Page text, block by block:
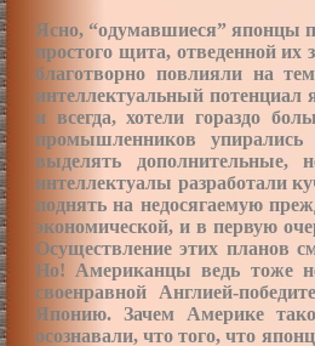
Ясно, “одумавшиеся” японцы
простого щита, отведенной
благотворно повлияли на
интеллектуальный потенциал
и всегда, хотели гораздо
промышленников
выделять
интеллектуалы разработали
поднять на недосягаемую
экономической, и в первую
Осуществление этих планов
Но! Американцы ведь тоже
своенравной Англией-
Японию. Зачем Америке
осознавали, что того, что